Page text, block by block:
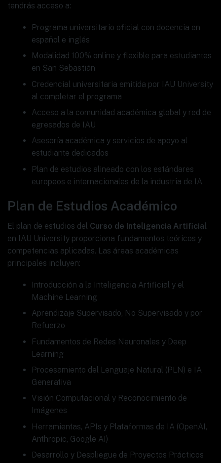
tendrás acceso a:
Programa universitario oficial con docencia en
español e inglés
Modalidad 100% online y flexible para estudiantes
en San Sebastián
Credencial universitaria emitida por IAU University
al completar el programa
Acceso a la comunidad académica global y red de
egresados de IAU
Asesoría académica y servicios de apoyo al
estudiante dedicados
Plan de estudios alineado con los estándares
europeos e internacionales de la industria de IA
Plan de Estudios Académico
El plan de estudios del Curso de Inteligencia Artificial
en IAU University proporciona fundamentos teóricos y
competencias aplicadas. Las áreas académicas
principales incluyen:
Introducción a la Inteligencia Artificial y el
Machine Learning
Aprendizaje Supervisado, No Supervisado y por
Refuerzo
Fundamentos de Redes Neuronales y Deep
Learning
Procesamiento del Lenguaje Natural (PLN) e IA
Generativa
Visión Computacional y Reconocimiento de
Imágenes
Herramientas, APIs y Plataformas de IA (OpenAI,
Anthropic, Google AI)
Desarrollo y Despliegue de Proyectos Prácticos